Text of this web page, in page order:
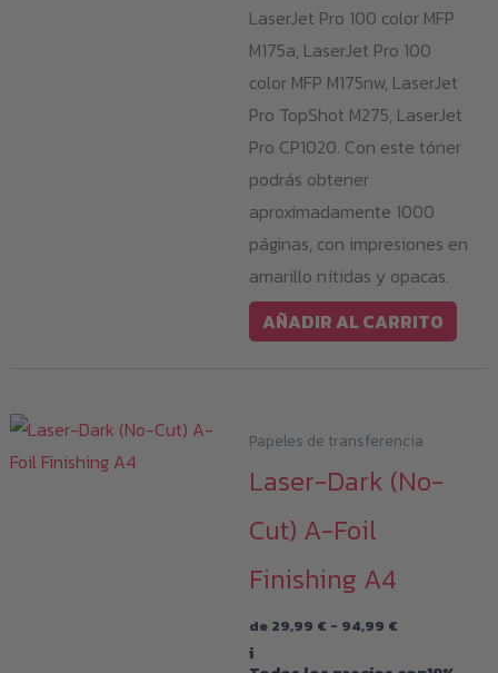
LaserJet Pro 100 color MFP
M175a, LaserJet Pro 100
color MFP M175nw, LaserJet
Pro TopShot M275, LaserJet
Pro CP1020. Con este tóner
podrás obtener
aproximadamente 1000
páginas, con impresiones en
amarillo nítidas y opacas.
AÑADIR AL CARRITO
Papeles de transferencia
Laser-Dark (No-
Cut) A-Foil
Finishing A4
de 29,99 € - 94,99 €
i